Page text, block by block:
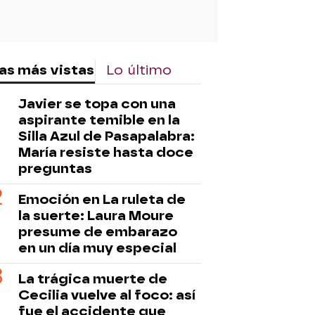
más vistas Lo último
Javier se topa con una
aspirante temible en la
Silla Azul de Pasapalabra:
María resiste hasta doce
preguntas
Emoción en La ruleta de
la suerte: Laura Moure
presume de embarazo
en un día muy especial
La trágica muerte de
Cecilia vuelve al foco: así
fue el accidente que